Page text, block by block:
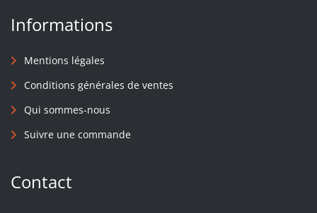
Informations
Mentions légales
Conditions générales de ventes
Qui sommes-nous
Suivre une commande
Contact